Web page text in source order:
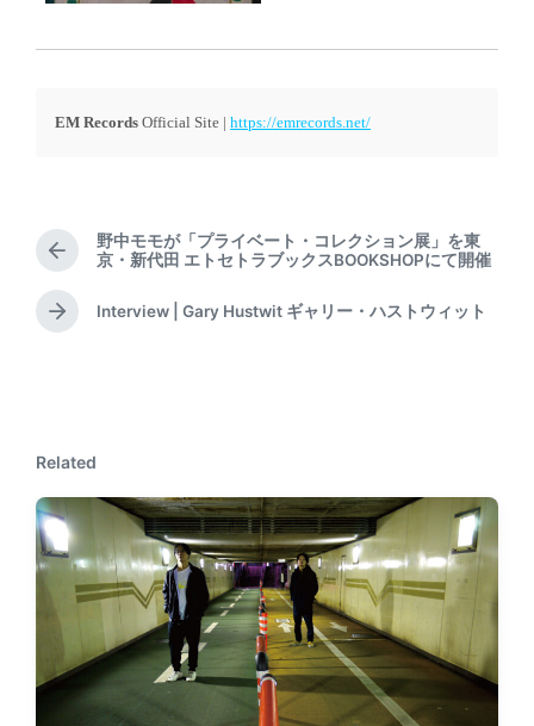
EM Records Official Site | https://emrecords.net/
P
r
e
v
p
o
s
t
:
野中モモが「プライベート・コレクション展」を東
京・新代田 エトセトラブックスBOOKSHOPにて開催
N
s
:
Interview | Gary Hustwit ギャリー・ハストウィット
Related